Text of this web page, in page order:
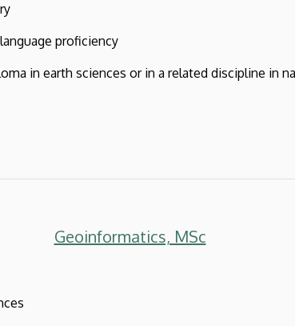
proficiency
in earth sciences or in a related discipline in
Geoinformatics, MSc